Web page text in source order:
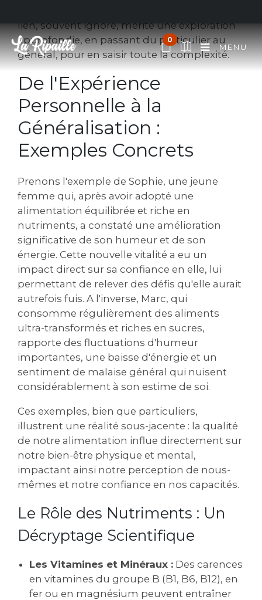
0
MENU
lien, souvent ignoré, mérite une exploration
approfondie, en passant du particulier au
général, pour en saisir toute la complexité.
De l'Expérience
Personnelle à la
Généralisation :
Exemples Concrets
Prenons l'exemple de Sophie, une jeune
femme qui, après avoir adopté une
alimentation équilibrée et riche en
nutriments, a constaté une amélioration
significative de son humeur et de son
énergie. Cette nouvelle vitalité a eu un
impact direct sur sa confiance en elle, lui
permettant de relever des défis qu'elle aurait
autrefois fuis. A l'inverse, Marc, qui
consomme régulièrement des aliments
ultra-transformés et riches en sucres,
rapporte des fluctuations d'humeur
importantes, une baisse d'énergie et un
sentiment de malaise général qui nuisent
considérablement à son estime de soi.
Ces exemples, bien que particuliers,
illustrent une réalité sous-jacente : la qualité
de notre alimentation influe directement sur
notre bien-être physique et mental,
impactant ainsi notre perception de nous-
mêmes et notre confiance en nos capacités.
Le Rôle des Nutriments : Un
Décryptage Scientifique
Les Vitamines et Minéraux : Des carences
en vitamines du groupe B (B1, B6, B12), en
fer ou en magnésium peuvent entraîner